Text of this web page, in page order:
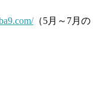
（5月～7月の